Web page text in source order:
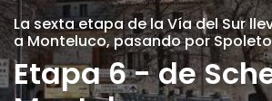
La sexta etapa de la Vía del Sur
a Monteluco, pasando por
Etapa 6 - de